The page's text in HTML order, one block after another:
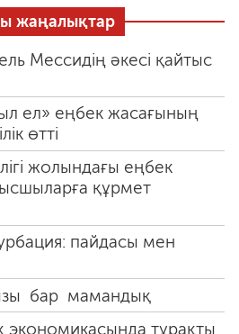
жаңалықтар
Мессидің әкесі қайтыс
ел» еңбек жасағының
өтті
жолындағы еңбек
құрмет
пайдасы мен
бар мамандық
экономикасында тұрақты